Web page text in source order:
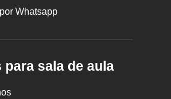
Whatsapp
para sala de aula